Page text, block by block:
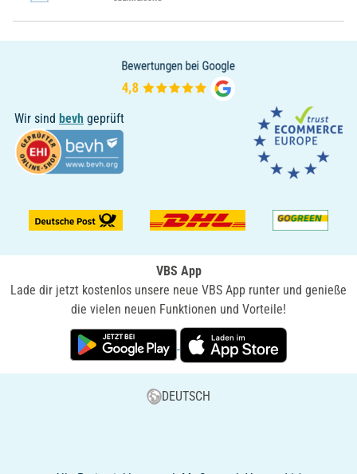
Wir sind bevh geprüft
VBS App
Lade dir jetzt kostenlos unsere neue VBS App runter und genieße
die vielen neuen Funktionen und Vorteile!
DEUTSCH